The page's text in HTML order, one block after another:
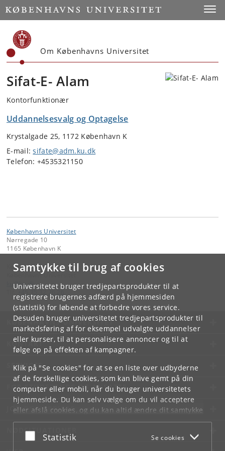
Samtykke til brug af cookies
Universitetet bruger tredjepartsprodukter til at
registrere brugernes adfærd på hjemmesiden
(statistik) for løbende at forbedre vores service.
Desuden bruger universitetet tredjepartsprodukter til
markedsføring af for eksempel udvalgte uddannelser
eller kurser, til at personalisere annoncer og til at
følge op på effekten af kampagner.
Klik på "Se cookies" for at se en liste over udbyderne
af de forskellige cookies, som kan blive gemt på din
computer eller mobil, når du bruger universitetets
hjemmeside. Du kan selv vælge om du vil acceptere
eller afslå cookies, og du kan altid ændre dit samtykke
underCookie- og privatlivspolitiksom du finder i
bunden af hver side.
Acceptér eller afslå
Statistik Se cookies
Start
Om Københavns Universitet
Sifat-E- Alam
Kontorfunktionær
Uddannelsesvalg og Optagelse
Krystalgade 25, 1172 København K
E-mail:sifate@adm.ku.dk
Telefon: +4535321150
Københavns Universitet
Nørregade 10
1165 København K
Kontakt:
Københavns Universitet
@ku.dk
KØBENHAVNS UNIVERSITET
KONTAKT
SERVICES
FOR STUDERENDE OG ANSATTE
JOB OG KARRIERE
NØDSITUATIONER